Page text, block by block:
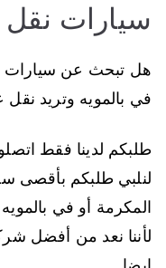
سيارات
هل تبحث عن
في بالمويه وتريد
طلبكم لدينا فقط
لنلبي طلبكم بأقصى
المكرمة أو في
لأننا نعد من أفضل